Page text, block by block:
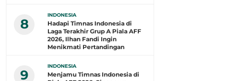
8
INDONESIA
Hadapi Timnas Indonesia di
Laga Terakhir Grup A Piala AFF
2026, Ilhan Fandi Ingin
Menikmati Pertandingan
9
INDONESIA
Menjamu Timnas Indonesia di